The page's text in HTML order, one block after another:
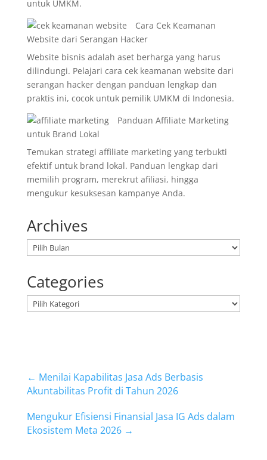
untuk UMKM.
Cara Cek Keamanan
Website dari Serangan Hacker
Website bisnis adalah aset berharga yang harus
dilindungi. Pelajari cara cek keamanan website dari
serangan hacker dengan panduan lengkap dan
praktis ini, cocok untuk pemilik UMKM di Indonesia.
Panduan Affiliate Marketing
untuk Brand Lokal
Temukan strategi affiliate marketing yang terbukti
efektif untuk brand lokal. Panduan lengkap dari
memilih program, merekrut afiliasi, hingga
mengukur kesuksesan kampanye Anda.
Archives
Arsip
Categories
Kategori
← Menilai Kapabilitas Jasa Ads Berbasis
Akuntabilitas Profit di Tahun 2026
Mengukur Efisiensi Finansial Jasa IG Ads dalam
Ekosistem Meta 2026→